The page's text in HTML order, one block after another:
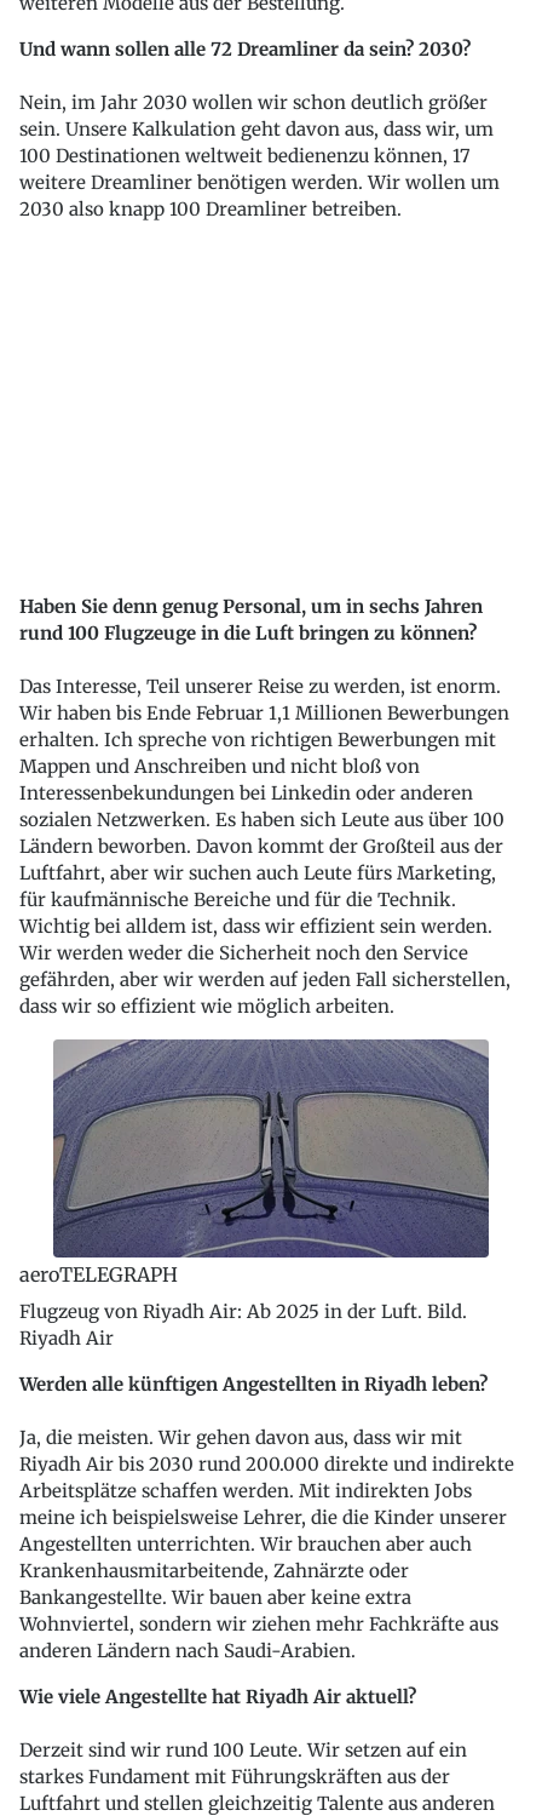
Und wann sollen alle 72 Dreamliner da sein? 2030?
Nein, im Jahr 2030 wollen wir schon deutlich größer
sein. Unsere Kalkulation geht davon aus, dass wir, um
100 Destinationen weltweit bedienenzu können, 17
weitere Dreamliner benötigen werden. Wir wollen um
2030 also knapp 100 Dreamliner betreiben.
Haben Sie denn genug Personal, um in sechs Jahren
rund 100 Flugzeuge in die Luft bringen zu können?
Das Interesse, Teil unserer Reise zu werden, ist enorm.
Wir haben bis Ende Februar 1,1 Millionen Bewerbungen
erhalten. Ich spreche von richtigen Bewerbungen mit
Mappen und Anschreiben und nicht bloß von
Interessenbekundungen bei Linkedin oder anderen
sozialen Netzwerken. Es haben sich Leute aus über 100
Ländern beworben. Davon kommt der Großteil aus der
Luftfahrt, aber wir suchen auch Leute fürs Marketing,
für kaufmännische Bereiche und für die Technik.
Wichtig bei alldem ist, dass wir effizient sein werden.
Wir werden weder die Sicherheit noch den Service
gefährden, aber wir werden auf jeden Fall sicherstellen,
dass wir so effizient wie möglich arbeiten.
aeroTELEGRAPH
Flugzeug von Riyadh Air: Ab 2025 in der Luft. Bild.
Riyadh Air
Werden alle künftigen Angestellten in Riyadh leben?
Ja, die meisten. Wir gehen davon aus, dass wir mit
Riyadh Air bis 2030 rund 200.000 direkte und indirekte
Arbeitsplätze schaffen werden. Mit indirekten Jobs
meine ich beispielsweise Lehrer, die die Kinder unserer
Angestellten unterrichten. Wir brauchen aber auch
Krankenhausmitarbeitende, Zahnärzte oder
Bankangestellte. Wir bauen aber keine extra
Wohnviertel, sondern wir ziehen mehr Fachkräfte aus
anderen Ländern nach Saudi-Arabien.
Wie viele Angestellte hat Riyadh Air aktuell?
Derzeit sind wir rund 100 Leute. Wir setzen auf ein
starkes Fundament mit Führungskräften aus der
Luftfahrt und stellen gleichzeitig Talente aus anderen